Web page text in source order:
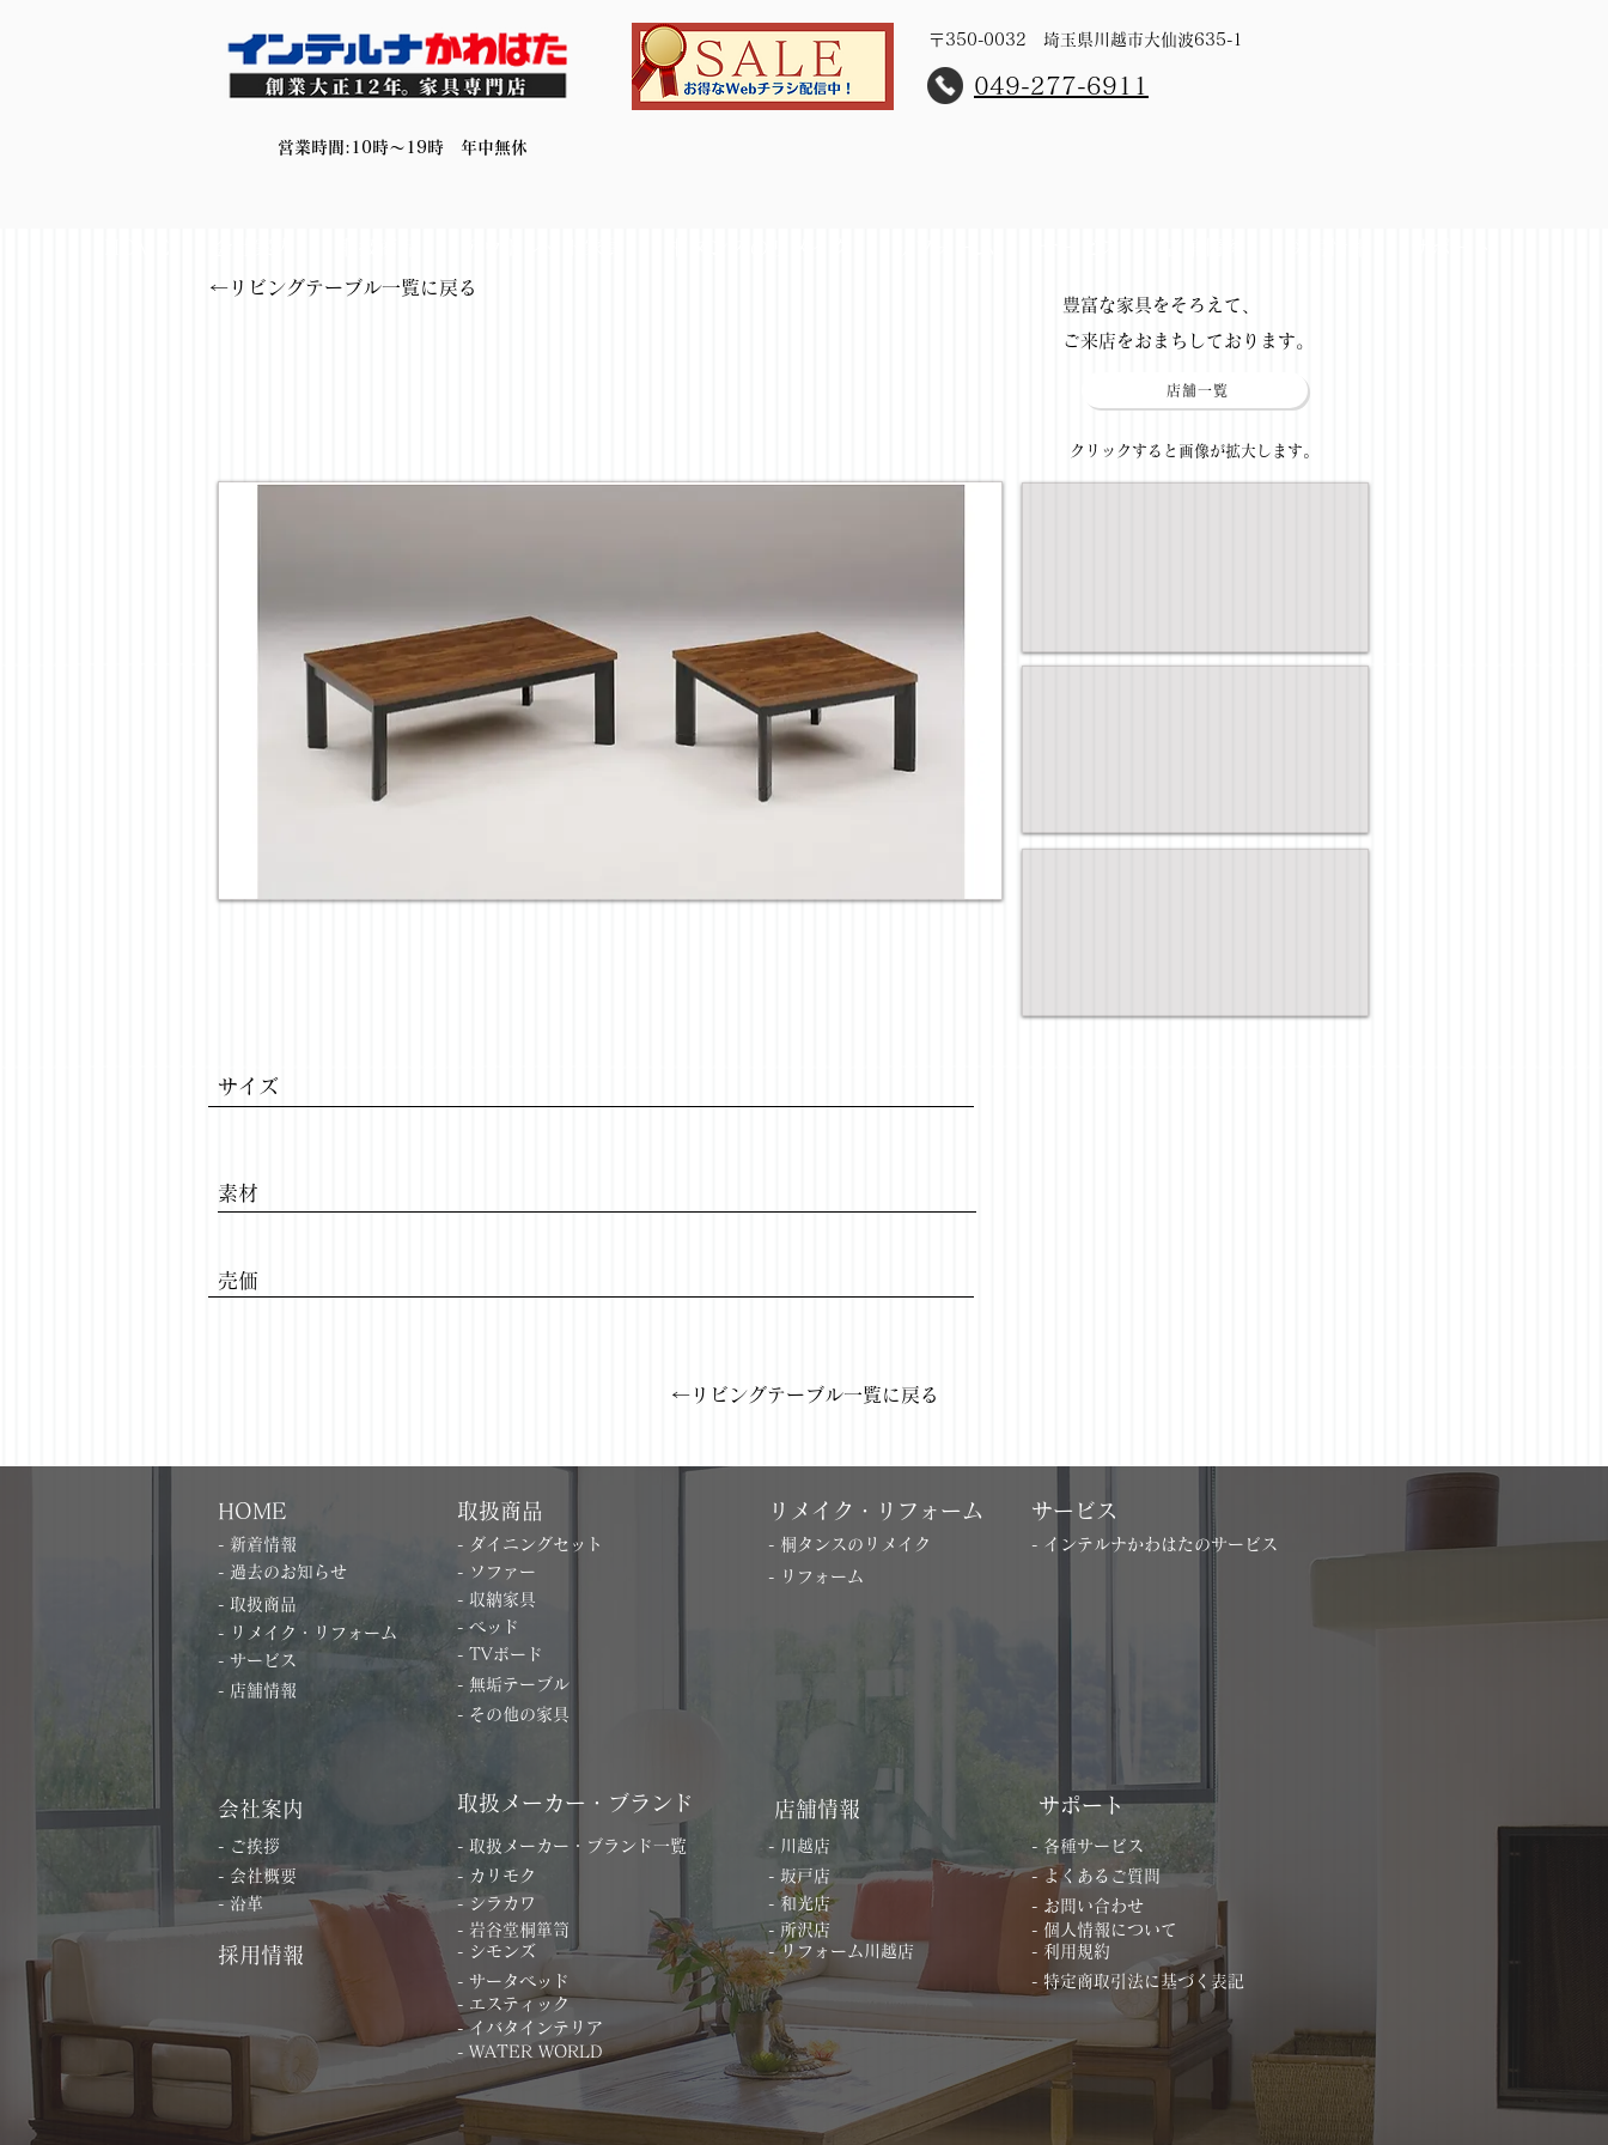
〒350-0032 埼玉県川越市大仙波635-1
​049-277-6911
営業時間:10時～19時 年中無休
←リビングテーブル一覧に戻る
​豊富な家具をそろえて、
ご来店をおまちしております。
店舗一覧
​クリックすると画像が拡大します。
サイズ
​素材
​売価
←リビングテーブル一覧に戻る
HOME
- 新着情報
- 過去のお知らせ
- 取扱商品
- リメイク・リフォーム
- サービス
- 店舗情報
取扱商品
- ダイニングセット
- ソファー
- 収納家具
- ベッド
- TVボード
- 無垢テーブル
リメイク・リフォーム
- 桐タンスのリメイク
サービス
- インテルナかわはたのサービス
- リフォーム
- その他の家具
会社案内
- ご挨拶
- 会社概要
- 沿革
採用情報
取扱メーカー・ブランド
- 取扱メーカー・ブランド一覧
- カリモク
- シラカワ
- 岩谷堂桐箪笥
- シモンズ
- サータベッド
- エスティック
店舗情報
- 川越店
- 坂戸店
- 和光店
- 所沢店
- リフォーム川越店
サポート
- 各種サービス
- よくあるご質問
- お問い合わせ
- 個人情報について
- 利用規約
- 特定商取引法に基づく表記
- イバタインテリア
- WATER WORLD